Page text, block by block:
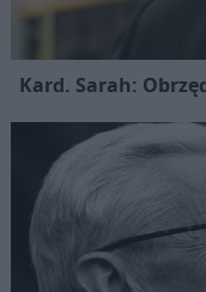
Kard. Sarah: